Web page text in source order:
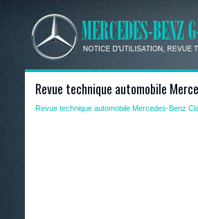
Revue technique automobile
Revue technique automobile Mercedes-Benz